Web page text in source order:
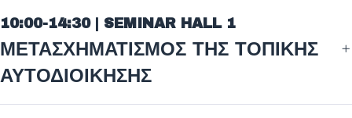
10:00-14:30 | SEMINAR HALL 1
ΜΕΤΑΣΧΗΜΑΤΙΣΜΟΣ ΤΗΣ ΤΟΠΙΚΗΣ
ΑΥΤΟΔΙΟΙΚΗΣΗΣ